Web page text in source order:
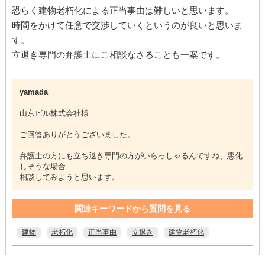
恐らく建物老朽化による正当事由は難しいと思います。
時間をかけて任意で交渉していくというのが良いと思いま
す。
立退き専門の弁護士にご相談なさることも一案です。
yamada
山京ビル株式会社様
ご回答ありがとうございました。
弁護士の方にも立ち退き専門の方がいらっしゃるんですね、悪化
しそうな場合
相談してみようと思います。
関連キーワードから質問を見る
建物 老朽化 正当事由 立退き 建物老朽化